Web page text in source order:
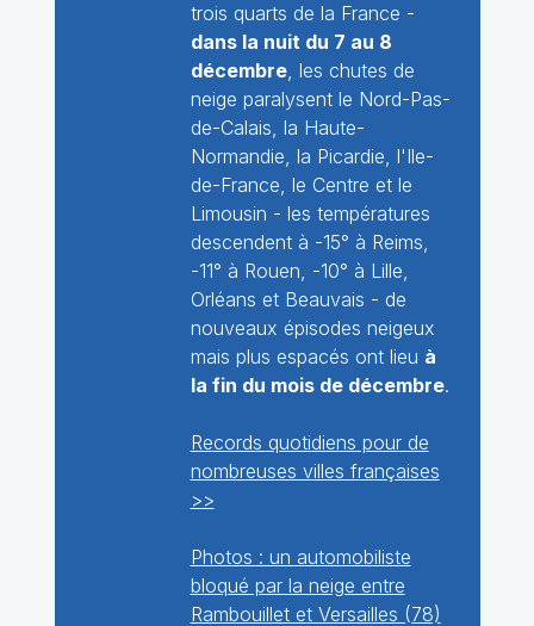
trois quarts de la France -
dans la nuit du 7 au 8
décembre, les chutes de
neige paralysent le Nord-Pas-
de-Calais, la Haute-
Normandie, la Picardie, l'Ile-
de-France, le Centre et le
Limousin - les températures
descendent à -15° à Reims,
-11° à Rouen, -10° à Lille,
Orléans et Beauvais - de
nouveaux épisodes neigeux
mais plus espacés ont lieu à
la fin du mois de décembre.
Records quotidiens pour de
nombreuses villes françaises
>>
Photos : un automobiliste
bloqué par la neige entre
Rambouillet et Versailles (78)